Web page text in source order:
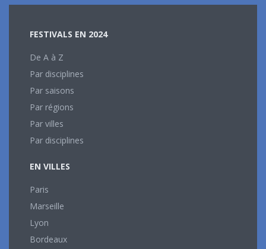
FESTIVALS EN 2024
De A à Z
Par disciplines
Par saisons
Par régions
Par villes
Par disciplines
EN VILLES
Paris
Marseille
Lyon
Bordeaux